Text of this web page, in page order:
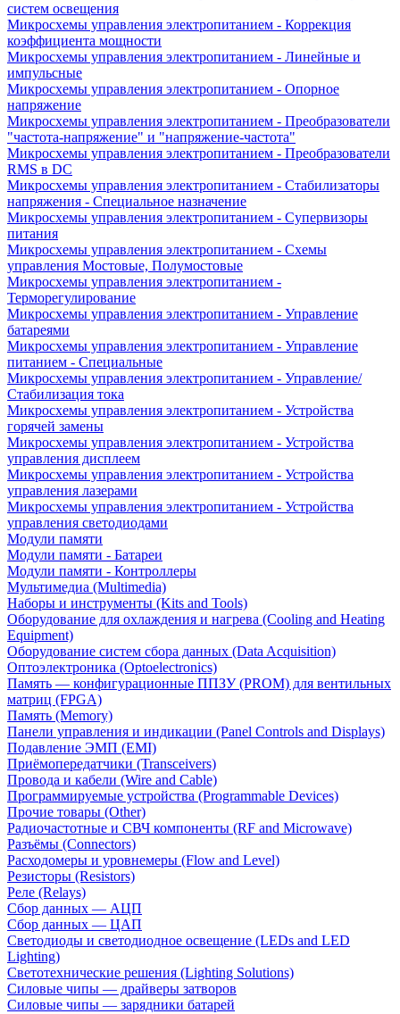
систем освещения
Микросхемы управления электропитанием - Коррекция
коэффициента мощности
Микросхемы управления электропитанием - Линейные и
импульсные
Микросхемы управления электропитанием - Опорное
напряжение
Микросхемы управления электропитанием - Преобразователи
"частота-напряжение" и "напряжение-частота"
Микросхемы управления электропитанием - Преобразователи
RMS в DC
Микросхемы управления электропитанием - Стабилизаторы
напряжения - Специальное назначение
Микросхемы управления электропитанием - Супервизоры
питания
Микросхемы управления электропитанием - Схемы
управления Мостовые, Полумостовые
Микросхемы управления электропитанием -
Терморегулирование
Микросхемы управления электропитанием - Управление
батареями
Микросхемы управления электропитанием - Управление
питанием - Специальные
Микросхемы управления электропитанием - Управление/
Стабилизация тока
Микросхемы управления электропитанием - Устройства
горячей замены
Микросхемы управления электропитанием - Устройства
управления дисплеем
Микросхемы управления электропитанием - Устройства
управления лазерами
Микросхемы управления электропитанием - Устройства
управления светодиодами
Модули памяти
Модули памяти - Батареи
Модули памяти - Контроллеры
Мультимедиа (Multimedia)
Наборы и инструменты (Kits and Tools)
Оборудование для охлаждения и нагрева (Cooling and Heating
Equipment)
Оборудование систем сбора данных (Data Acquisition)
Оптоэлектроника (Optoelectronics)
Память — конфигурационные ППЗУ (PROM) для вентильных
матриц (FPGA)
Память (Memory)
Панели управления и индикации (Panel Controls and Displays)
Подавление ЭМП (EMI)
Приёмопередатчики (Transceivers)
Провода и кабели (Wire and Cable)
Программируемые устройства (Programmable Devices)
Прочие товары (Other)
Радиочастотные и СВЧ компоненты (RF and Microwave)
Разъёмы (Connectors)
Расходомеры и уровнемеры (Flow and Level)
Резисторы (Resistors)
Реле (Relays)
Сбор данных — АЦП
Сбор данных — ЦАП
Светодиоды и светодиодное освещение (LEDs and LED
Lighting)
Светотехнические решения (Lighting Solutions)
Силовые чипы — драйверы затворов
Силовые чипы — зарядники батарей